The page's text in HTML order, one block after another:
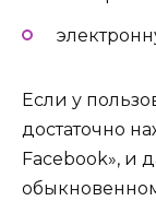
Если у
достаточно
Facebook», и